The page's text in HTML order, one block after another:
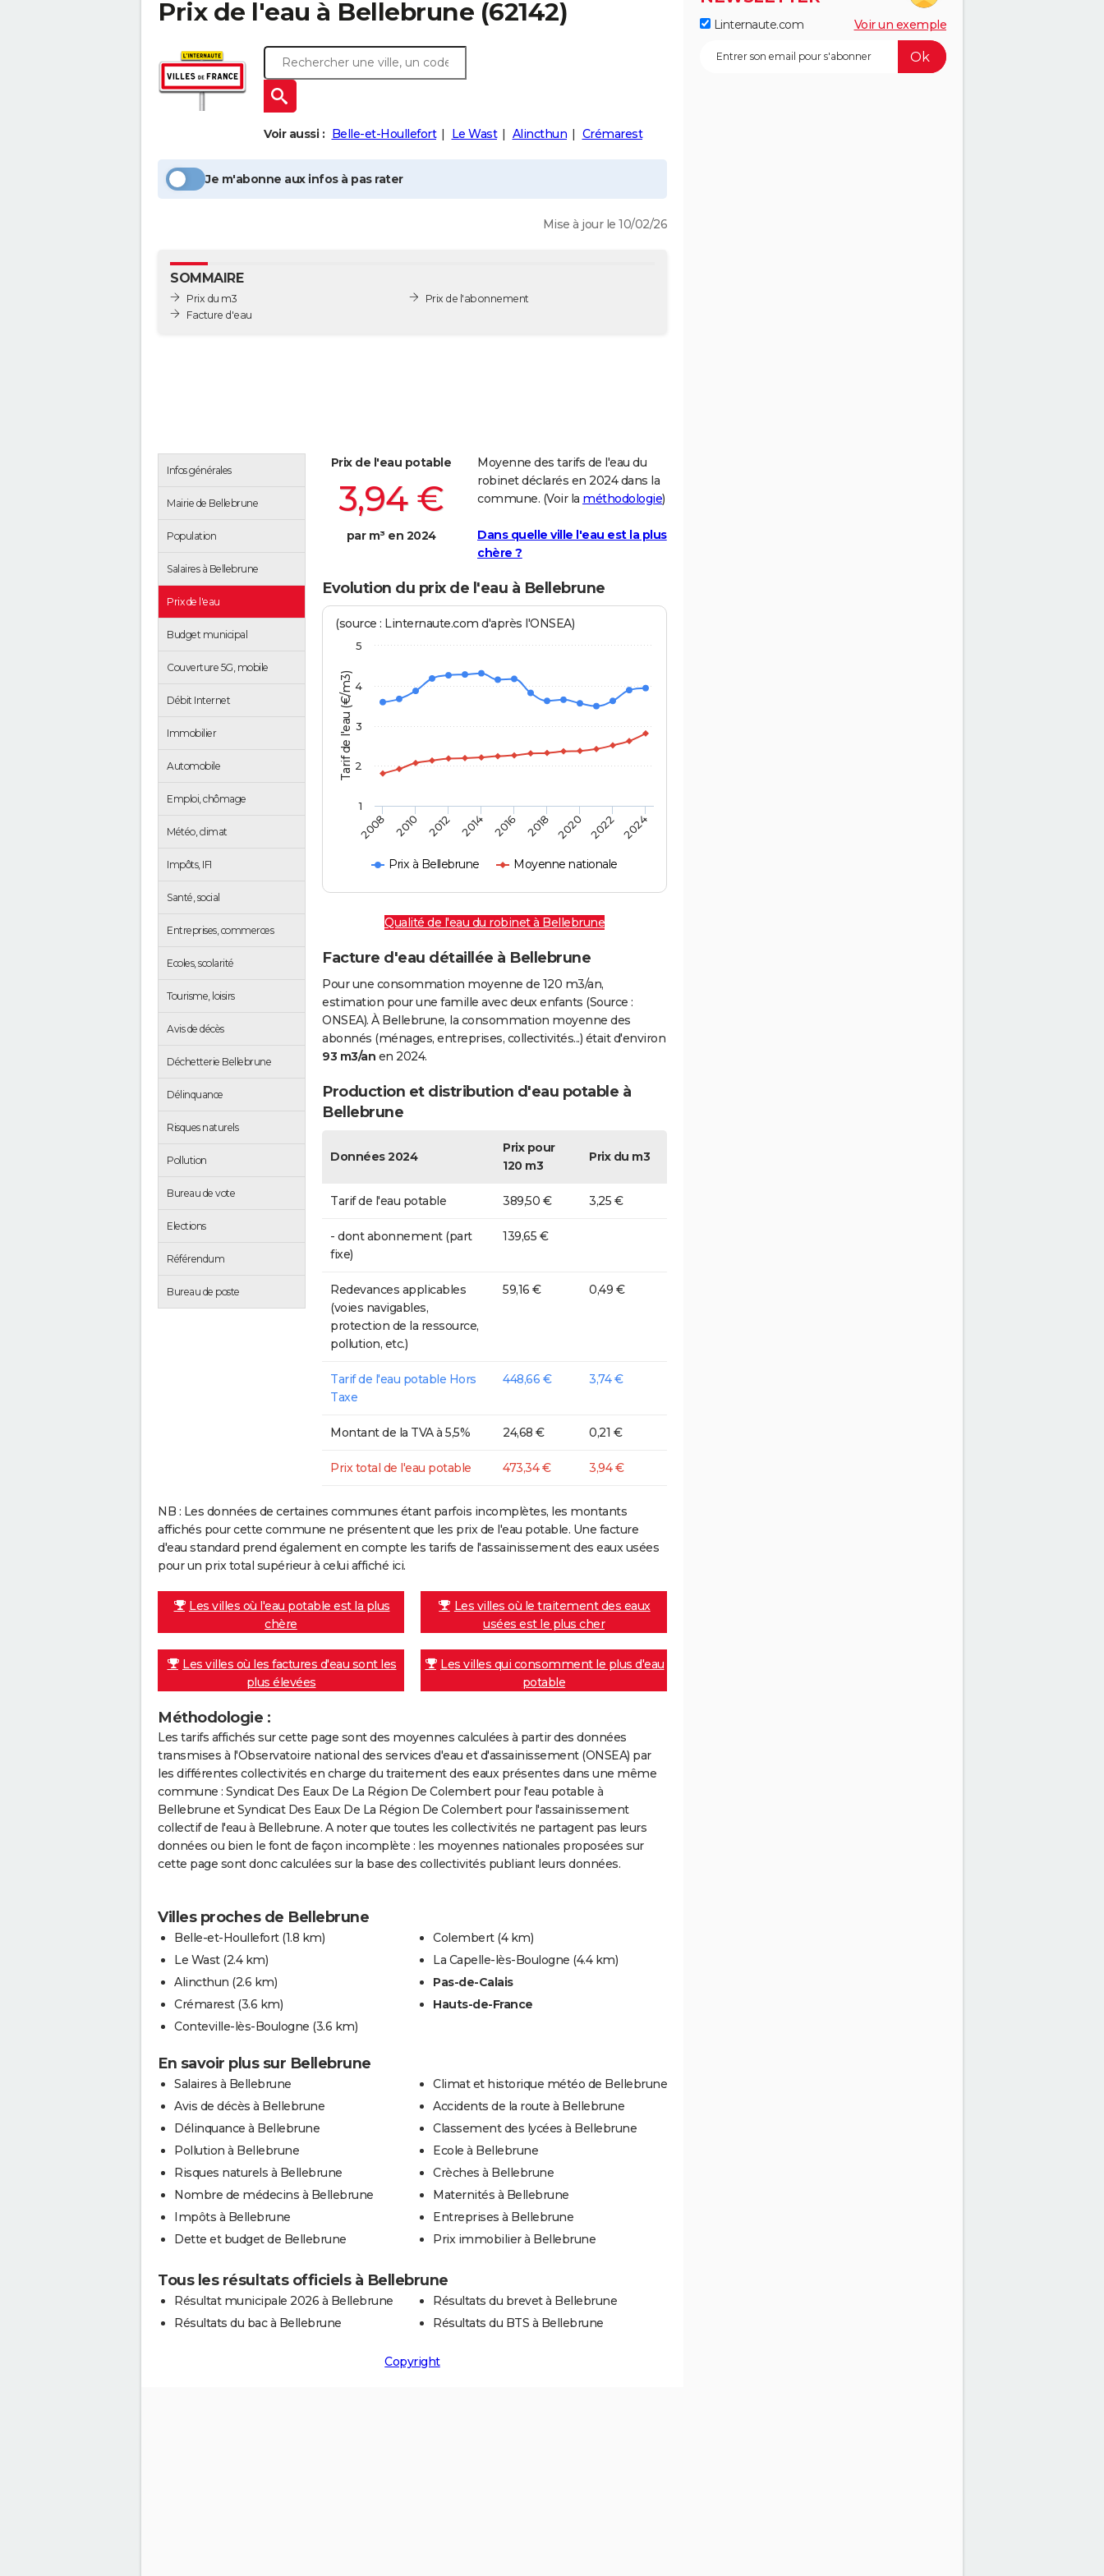
Prix de l'eau à Bellebrune (62142)
Voir aussi : Belle-et-Houllefort Le Wast Alincthun Crémarest
Je m'abonne aux infos à pas rater
Mise à jour le 10/02/26
SOMMAIRE
Prix du m3
Facture d'eau
Prix de l'abonnement
Infos générales
Mairie de Bellebrune
Population
Salaires à Bellebrune
Prix de l'eau
Budget municipal
Couverture 5G, mobile
Débit Internet
Immobilier
Automobile
Emploi, chômage
Météo, climat
Impôts, IFI
Santé, social
Entreprises, commerces
Ecoles, scolarité
Tourisme, loisirs
Avis de décès
Déchetterie Bellebrune
Délinquance
Risques naturels
Pollution
Bureau de vote
Elections
Référendum
Bureau de poste
Prix de l'eau potable
3,94 €
par m³ en 2024
Moyenne des tarifs de l'eau du
robinet déclarés en 2024 dans la
commune. (Voir la méthodologie)
Dans quelle ville l'eau est la plus
chère ?
Evolution du prix de l'eau à Bellebrune
Tarif de l'eau (€/m3)
(source : Linternaute.com d'après l'ONSEA)
Prix à Bellebrune Moyenne nationale
2008 2010 2012 2014 2016 2018 2020 2022 2024
1
2
3
4
5
Qualité de l'eau du robinet à Bellebrune
Facture d'eau détaillée à Bellebrune
Pour une consommation moyenne de 120 m3/an,
estimation pour une famille avec deux enfants (Source :
ONSEA). À Bellebrune, la consommation moyenne des
abonnés (ménages, entreprises, collectivités...) était d'environ
93 m3/an en 2024.
Production et distribution d'eau potable à
Bellebrune
Données 2024
Prix pour
120 m3
Prix du m3
Tarif de l'eau potable 389,50 € 3,25 €
- dont abonnement (part
fixe)
139,65 €
Redevances applicables
(voies navigables,
protection de la ressource,
pollution, etc.)
59,16 € 0,49 €
Tarif de l'eau potable Hors
Taxe
448,66 € 3,74 €
Montant de la TVA à 5,5% 24,68 € 0,21 €
Prix total de l'eau potable 473,34 € 3,94 €
NB : Les données de certaines communes étant parfois incomplètes, les montants
affichés pour cette commune ne présentent que les prix de l'eau potable. Une facture
d'eau standard prend également en compte les tarifs de l'assainissement des eaux usées
pour un prix total supérieur à celui affiché ici.
Les villes où l'eau potable est la plus
chère
Les villes où le traitement des eaux
usées est le plus cher
Les villes où les factures d'eau sont les
plus élevées
Les villes qui consomment le plus d'eau
potable
Méthodologie :
Les tarifs affichés sur cette page sont des moyennes calculées à partir des données
transmises à l'Observatoire national des services d'eau et d'assainissement (ONSEA) par
les différentes collectivités en charge du traitement des eaux présentes dans une même
commune : Syndicat Des Eaux De La Région De Colembert pour l'eau potable à
Bellebrune et Syndicat Des Eaux De La Région De Colembert pour l'assainissement
collectif de l'eau à Bellebrune. A noter que toutes les collectivités ne partagent pas leurs
données ou bien le font de façon incomplète : les moyennes nationales proposées sur
cette page sont donc calculées sur la base des collectivités publiant leurs données.
Villes proches de Bellebrune
Belle-et-Houllefort (1.8 km)
Le Wast (2.4 km)
Alincthun (2.6 km)
Crémarest (3.6 km)
Conteville-lès-Boulogne (3.6 km)
Colembert (4 km)
La Capelle-lès-Boulogne (4.4 km)
Pas-de-Calais
Hauts-de-France
En savoir plus sur Bellebrune
Salaires à Bellebrune
Avis de décès à Bellebrune
Délinquance à Bellebrune
Pollution à Bellebrune
Risques naturels à Bellebrune
Nombre de médecins à Bellebrune
Impôts à Bellebrune
Dette et budget de Bellebrune
Climat et historique météo de Bellebrune
Accidents de la route à Bellebrune
Classement des lycées à Bellebrune
Ecole à Bellebrune
Crèches à Bellebrune
Maternités à Bellebrune
Entreprises à Bellebrune
Prix immobilier à Bellebrune
Tous les résultats officiels à Bellebrune
Résultat municipale 2026 à Bellebrune
Résultats du bac à Bellebrune
Résultats du brevet à Bellebrune
Résultats du BTS à Bellebrune
Copyright
Linternaute.com Voir un exemple